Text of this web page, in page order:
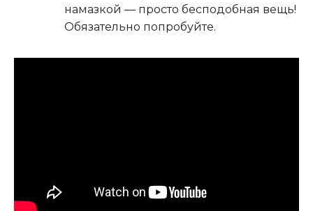
намазкой — просто бесподобная вещь!
Обязательно попробуйте.